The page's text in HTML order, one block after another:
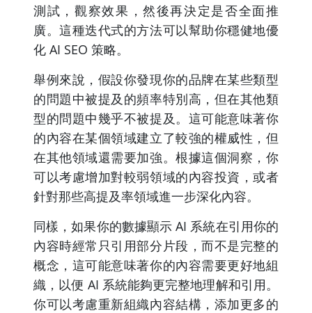
測試，觀察效果，然後再決定是否全面推
廣。這種迭代式的方法可以幫助你穩健地優
化 AI SEO 策略。
舉例來說，假設你發現你的品牌在某些類型
的問題中被提及的頻率特別高，但在其他類
型的問題中幾乎不被提及。這可能意味著你
的內容在某個領域建立了較強的權威性，但
在其他領域還需要加強。根據這個洞察，你
可以考慮增加對較弱領域的內容投資，或者
針對那些高提及率領域進一步深化內容。
同樣，如果你的數據顯示 AI 系統在引用你的
內容時經常只引用部分片段，而不是完整的
概念，這可能意味著你的內容需要更好地組
織，以便 AI 系統能夠更完整地理解和引用。
你可以考慮重新組織內容結構，添加更多的